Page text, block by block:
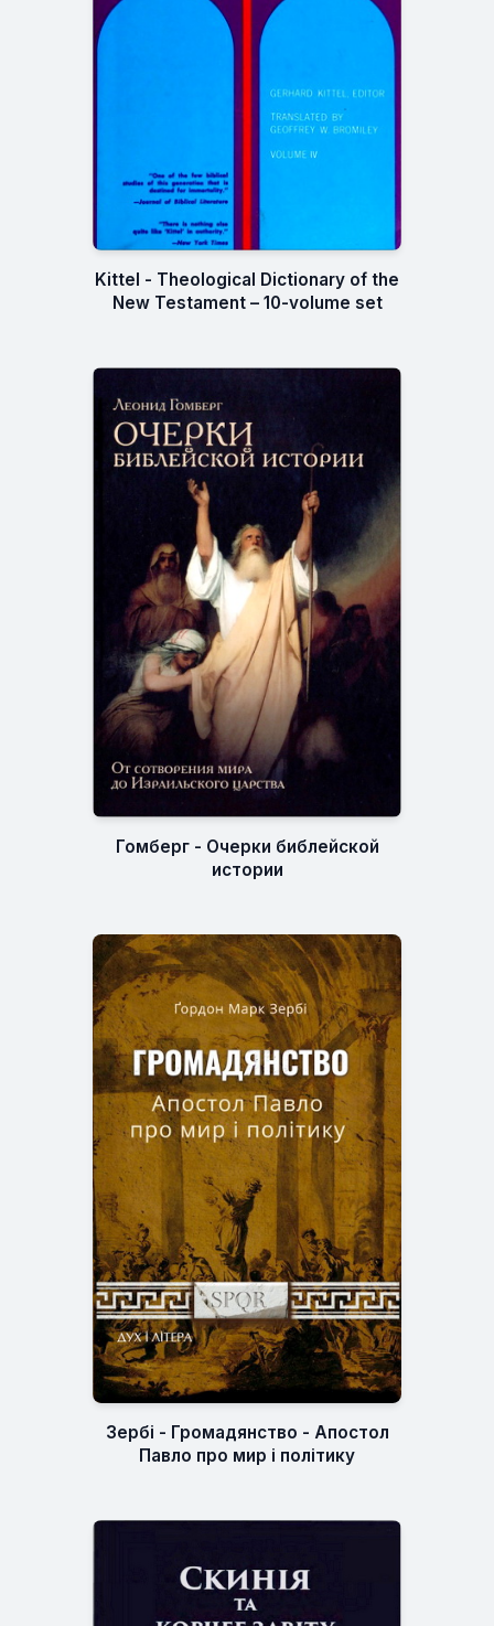
Kittel - Theological Dictionary of the
New Testament – 10-volume set
Гомберг - Очерки библейской
истории
Зербі - Громадянство - Апостол
Павло про мир і політику